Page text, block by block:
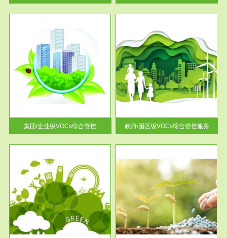
集团/企业级VOCs综合管控
服务范围
政府/园区级VOCs综合管控服务
根据《石化行业挥发性有机物综
合整治方案》文件要求，到2017
年，全...
政府/园区级VOCs综合管控服务
服务范围
土壤修复